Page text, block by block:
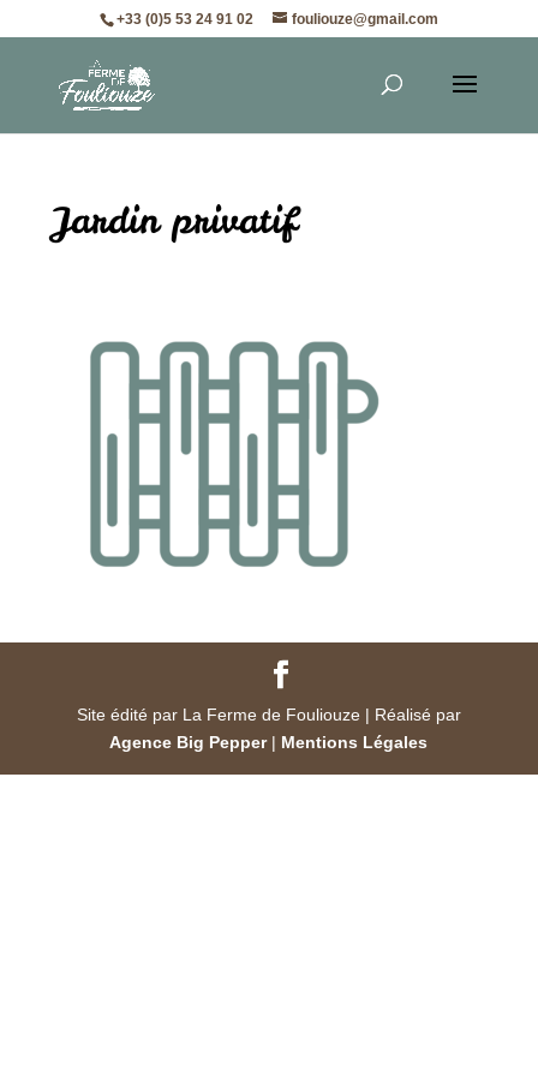
+33 (0)5 53 24 91 02 fouliouze@gmail.com
Jardin privatif
Site édité par La Ferme de Fouliouze | Réalisé par
Agence Big Pepper| Mentions Légales